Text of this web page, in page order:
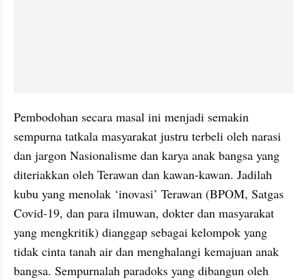
Pembodohan secara masal ini menjadi semakin
sempurna tatkala masyarakat justru terbeli oleh narasi
dan jargon Nasionalisme dan karya anak bangsa yang
diteriakkan oleh Terawan dan kawan-kawan. Jadilah
kubu yang menolak ‘inovasi’ Terawan (BPOM, Satgas
Covid-19, dan para ilmuwan, dokter dan masyarakat
yang mengkritik) dianggap sebagai kelompok yang
tidak cinta tanah air dan menghalangi kemajuan anak
bangsa. Sempurnalah paradoks yang dibangun oleh